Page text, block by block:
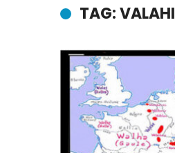
TAG: VALAHI